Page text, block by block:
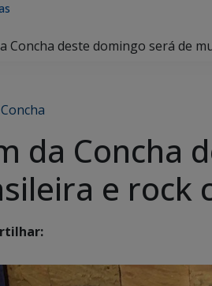
Concha deste domingo será de
da Concha
e rock